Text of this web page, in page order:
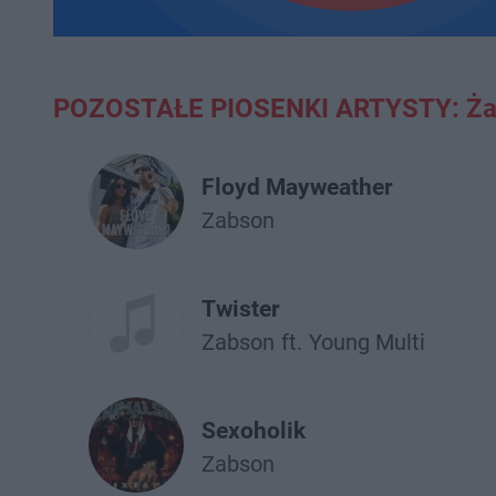
POZOSTAŁE PIOSENKI ARTYSTY:
Floyd Mayweather
Żabson
Twister
Żabson ft. Young Multi
Sexoholik
Żabson